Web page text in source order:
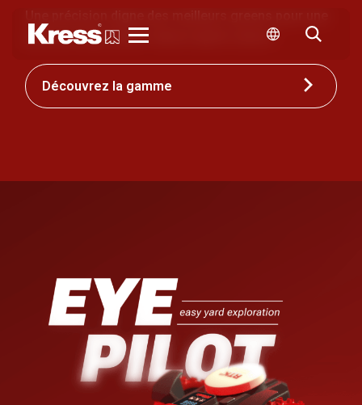
pelouse impeccable. Saison après saison.
Découvrez la gamme